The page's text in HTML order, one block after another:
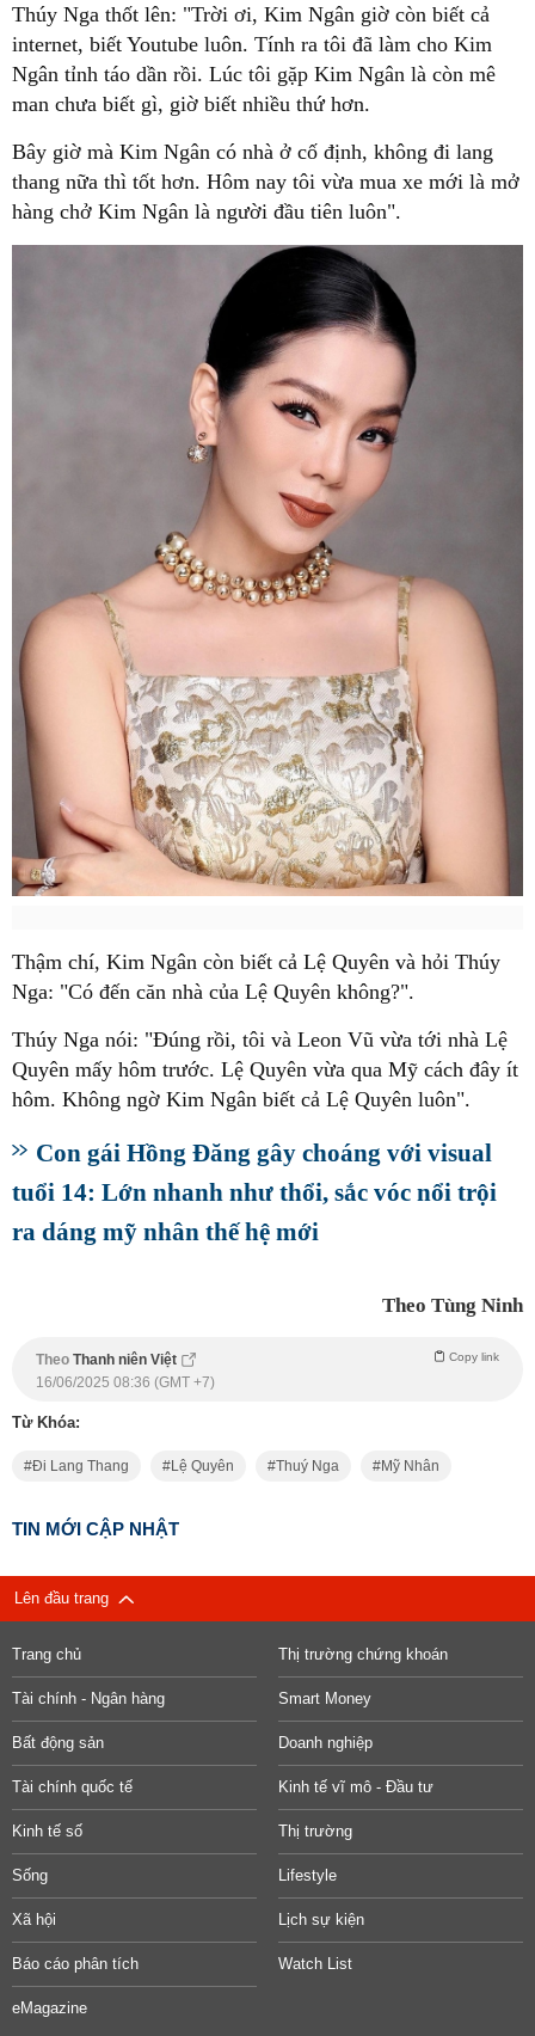
Thúy Nga thốt lên: "Trời ơi, Kim Ngân giờ còn biết cả
internet, biết Youtube luôn. Tính ra tôi đã làm cho Kim
Ngân tỉnh táo dần rồi. Lúc tôi gặp Kim Ngân là còn mê
man chưa biết gì, giờ biết nhiều thứ hơn.
Bây giờ mà Kim Ngân có nhà ở cố định, không đi lang
thang nữa thì tốt hơn. Hôm nay tôi vừa mua xe mới là mở
hàng chở Kim Ngân là người đầu tiên luôn".
Thậm chí, Kim Ngân còn biết cả Lệ Quyên và hỏi Thúy
Nga: "Có đến căn nhà của Lệ Quyên không?".
Thúy Nga nói: "Đúng rồi, tôi và Leon Vũ vừa tới nhà Lệ
Quyên mấy hôm trước. Lệ Quyên vừa qua Mỹ cách đây ít
hôm. Không ngờ Kim Ngân biết cả Lệ Quyên luôn".
Con gái Hồng Đăng gây choáng với visual
tuổi 14: Lớn nhanh như thổi, sắc vóc nổi trội
ra dáng mỹ nhân thế hệ mới
Theo Tùng Ninh
Theo Thanh niên Việt Copy link
16/06/2025 08:36 (GMT +7)
Từ Khóa:
Đi Lang Thang Lệ Quyên Thuý Nga Mỹ Nhân
TIN MỚI CẬP NHẬT
Lên đầu trang
Trang chủ Thị trường chứng khoán
Tài chính - Ngân hàng Smart Money
Bất động sản Doanh nghiệp
Tài chính quốc tế Kinh tế vĩ mô - Đầu tư
Kinh tế số Thị trường
Sống Lifestyle
Xã hội Lịch sự kiện
Báo cáo phân tích Watch List
eMagazine